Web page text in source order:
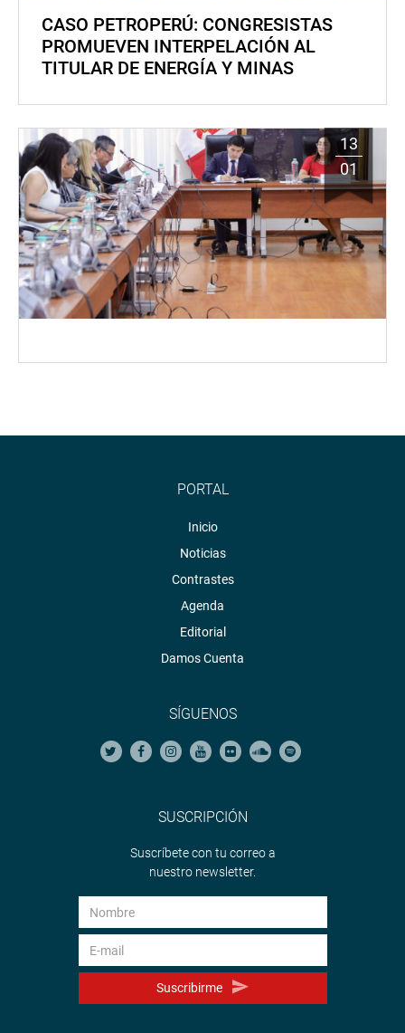
CASO PETROPERÚ: CONGRESISTAS
PROMUEVEN INTERPELACIÓN AL
TITULAR DE ENERGÍA Y MINAS
13
01
PORTAL
Inicio
Noticias
Contrastes
Agenda
Editorial
Damos Cuenta
SÍGUENOS
SUSCRIPCIÓN
Suscríbete con tu correo a
nuestro newsletter.
Suscribirme